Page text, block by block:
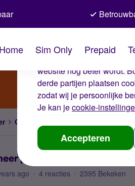
De cookies
Wij gebruiken cookies op
website nog beter wordt.
derde partijen plaatsen
zodat wij je persoonlijke
Je kan jecookie-
Accepteren
Home Sim Only Prepaid
Gewoon slim
privacy op je Facebook
ago 4 reacties 2395 Bekeken